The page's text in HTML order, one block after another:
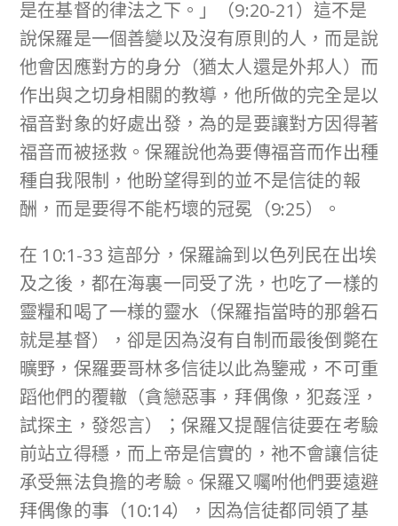
是在基督的律法之下。」（9:20-21）這不是
說保羅是一個善變以及沒有原則的人，而是說
他會因應對方的身分（猶太人還是外邦人）而
作出與之切身相關的教導，他所做的完全是以
福音對象的好處出發，為的是要讓對方因得著
福音而被拯救。保羅說他為要傳福音而作出種
種自我限制，他盼望得到的並不是信徒的報
酬，而是要得不能朽壞的冠冕（9:25）。
在 10:1-33 這部分，保羅論到以色列民在出埃
及之後，都在海裏一同受了洗，也吃了一樣的
靈糧和喝了一様的靈水（保羅指當時的那磐石
就是基督），卻是因為沒有自制而最後倒斃在
曠野，保羅要哥林多信徒以此為鑒戒，不可重
蹈他們的覆轍（貪戀惡事，拜偶像，犯姦淫，
試探主，發怨言）；保羅又提醒信徒要在考驗
前站立得穩，而上帝是信實的，祂不會讓信徒
承受無法負擔的考驗。保羅又囑咐他們要遠避
拜偶像的事（10:14），因為信徒都同領了基